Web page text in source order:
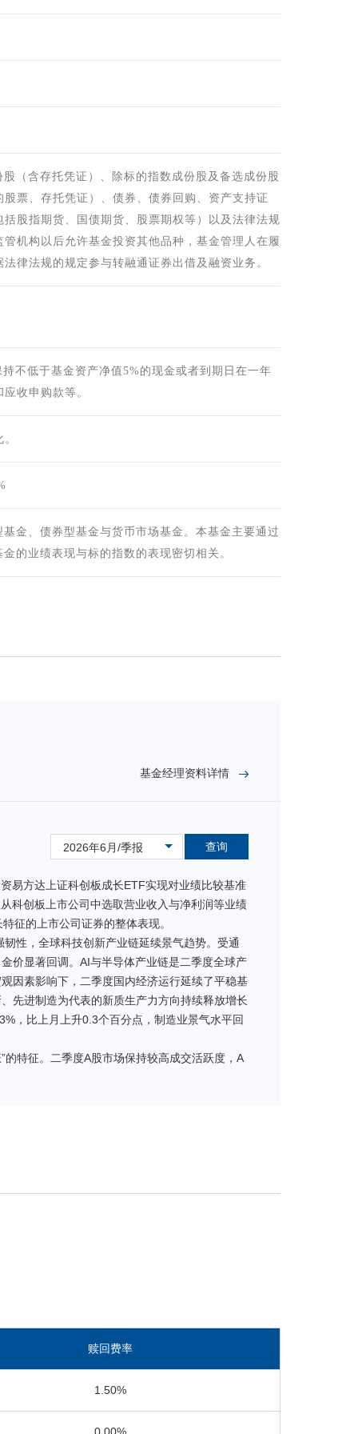
（含存托凭证）、除标的指数成份股及备选成份股
票、存托凭证）、债券、债券回购、资产支持证
股指期货、国债期货、股票期权等）以及法律法规
机构以后允许基金投资其他品种，基金管理人在履
律法规的规定参与转融通证券出借及融资业务。
不低于基金资产净值5%的现金或者到期日在一年
收申购款等。
金、债券型基金与货币市场基金。本基金主要通过
的业绩表现与标的指数的表现密切相关。
基金经理资料详情
2026年6月/季报 查询
易方达上证科创板成长ETF实现对业绩比较基准
科创板上市公司中选取营业收入与净利润等业绩
征的上市公司证券的整体表现。
性，全球科技创新产业链延续景气趋势。受通
价显著回调。AI与半导体产业链是二季度全球产
因素影响下，二季度国内经济运行延续了平稳基
先进制造为代表的新质生产力方向持续释放增长
，比上月上升0.3个百分点，制造业景气水平回
特征。二季度A股市场保持较高成交活跃度，A
资本开支扩大、AI产业链供需矛盾延续，以算力
进步。科创板已成为“硬科技”上市公司的主要
长能力的科创企业陆续上市，有望为上证科创板
赎回费率
1.50%